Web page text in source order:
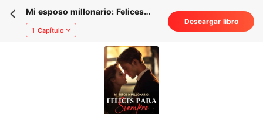
Mi esposo millonario: Felices
para siempre
1 Capítulo
Descargar libro